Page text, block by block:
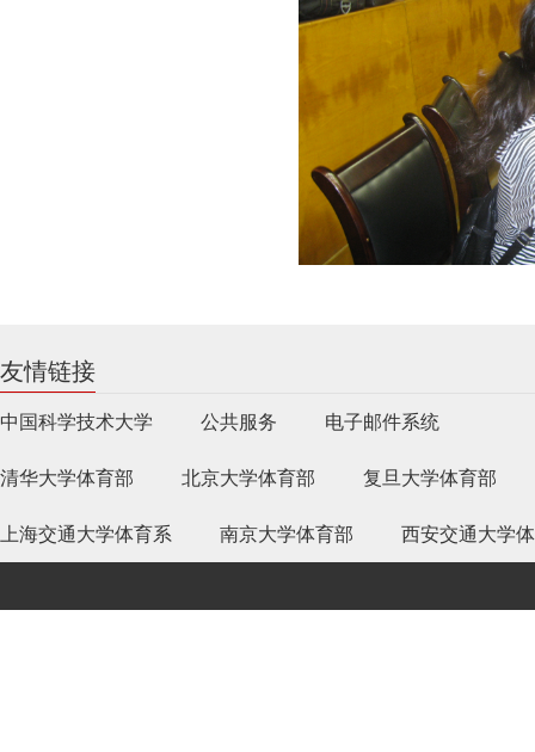
友情链接
中国科学技术大学 公共服务 电子邮件系统
清华大学体育部 北京大学体育部 复旦大学体育部
上海交通大学体育系 南京大学体育部 西安交通大学